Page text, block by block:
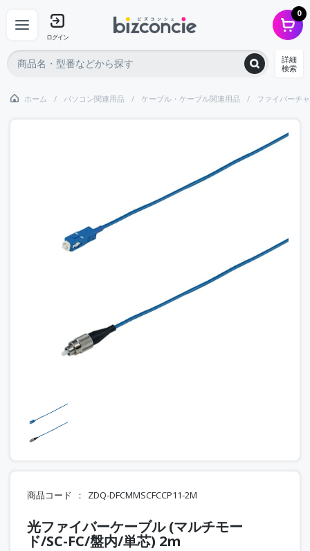
ログイン
0
詳細
検索
ホーム パソコン関連用品 ケーブル・ケーブル関連用品 ファイバーチ
商品コード ZDQ-DFCMMSCFCCP11-2M
光ファイバーケーブル (マルチモー
ド/SC-FC/盤内/単芯) 2m